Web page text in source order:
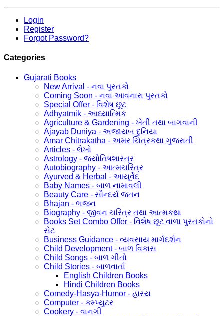
Login
Register
Forgot Password?
Categories
Gujarati Books
New Arrival - નવા પુસ્તકો
Coming Soon - નવા આવનારા પુસ્તકો
Special Offer - વિશેષ છૂટ
Adhyatmik - આધ્યાત્મિક
Agriculture & Gardening - ખેતી તથા બાગવાની
Ajayab Duniya - અજાયબ દુનિયા
Amar Chitrakatha - અમર ચિત્રકથા ગુજરાતી
Articles - લેખો
Astrology - જ્યોતિષશાસ્ત્ર
Autobiography - આત્મચરિત્ર
Ayurved & Herbal - આયૂર્વેદ
Baby Names - બાળ નામાવલી
Beauty Care - સૌન્દર્ય જતન
Bhajan - ભજન
Biography - જીવન ચરિત્ર તથા આત્મકથા
Books Set Combo Offer - વિશેષ છૂટ વાળા પુસ્તકોનો
સેટ
Business Guidance - વ્યવસાય માર્ગદર્શન
Child Development - બાળ વિકાસ
Child Songs - બાળ ગીતો
Child Stories - બાળવાર્તા
English Children Books
Hindi Children Books
Comedy-Hasya-Humor - હાસ્ય
Computer - કમ્પ્યુટર
Cookery - વાનગી